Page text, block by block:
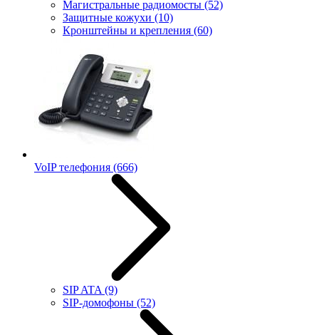
Магистральные радиомосты (52)
Защитные кожухи (10)
Кронштейны и крепления (60)
VoIP телефония (666)
SIP ATA (9)
SIP-домофоны (52)